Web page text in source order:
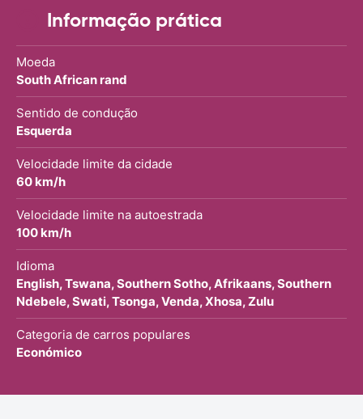
Informação prática
Moeda
South African rand
Sentido de condução
Esquerda
Velocidade limite da cidade
60 km/h
Velocidade limite na autoestrada
100 km/h
Idioma
English, Tswana, Southern Sotho, Afrikaans, Southern
Ndebele, Swati, Tsonga, Venda, Xhosa, Zulu
Categoria de carros populares
Económico